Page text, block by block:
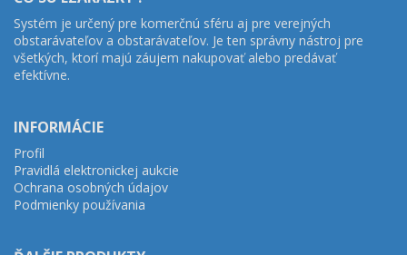
Systém je určený pre komerčnú sféru aj pre verejných
obstarávateľov a obstarávateľov. Je ten správny nástroj pre
všetkých, ktorí majú záujem nakupovať alebo predávať
efektívne.
INFORMÁCIE
Profil
Pravidlá elektronickej aukcie
Ochrana osobných údajov
Podmienky používania